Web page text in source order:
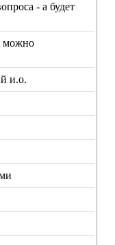
- а будет
можно
и.о.